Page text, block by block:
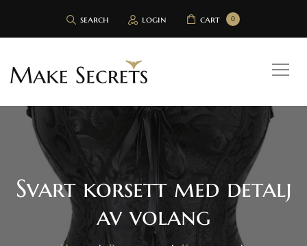
search login 0
cart
Svart korsett med detalj
av volang